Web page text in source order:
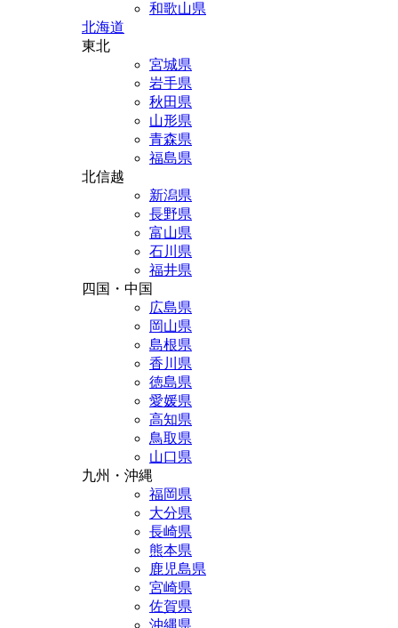
和歌山県
北海道
東北
宮城県
岩手県
秋田県
山形県
青森県
福島県
北信越
新潟県
長野県
富山県
石川県
福井県
四国・中国
広島県
岡山県
島根県
香川県
徳島県
愛媛県
高知県
鳥取県
山口県
九州・沖縄
福岡県
大分県
長崎県
熊本県
鹿児島県
宮崎県
佐賀県